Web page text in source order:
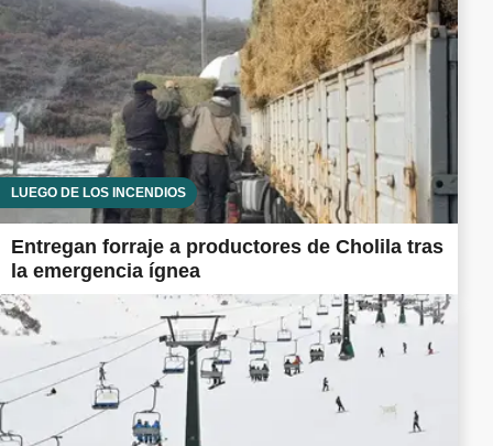
LUEGO DE LOS INCENDIOS
Entregan forraje a productores de Cholila tras
la emergencia ígnea